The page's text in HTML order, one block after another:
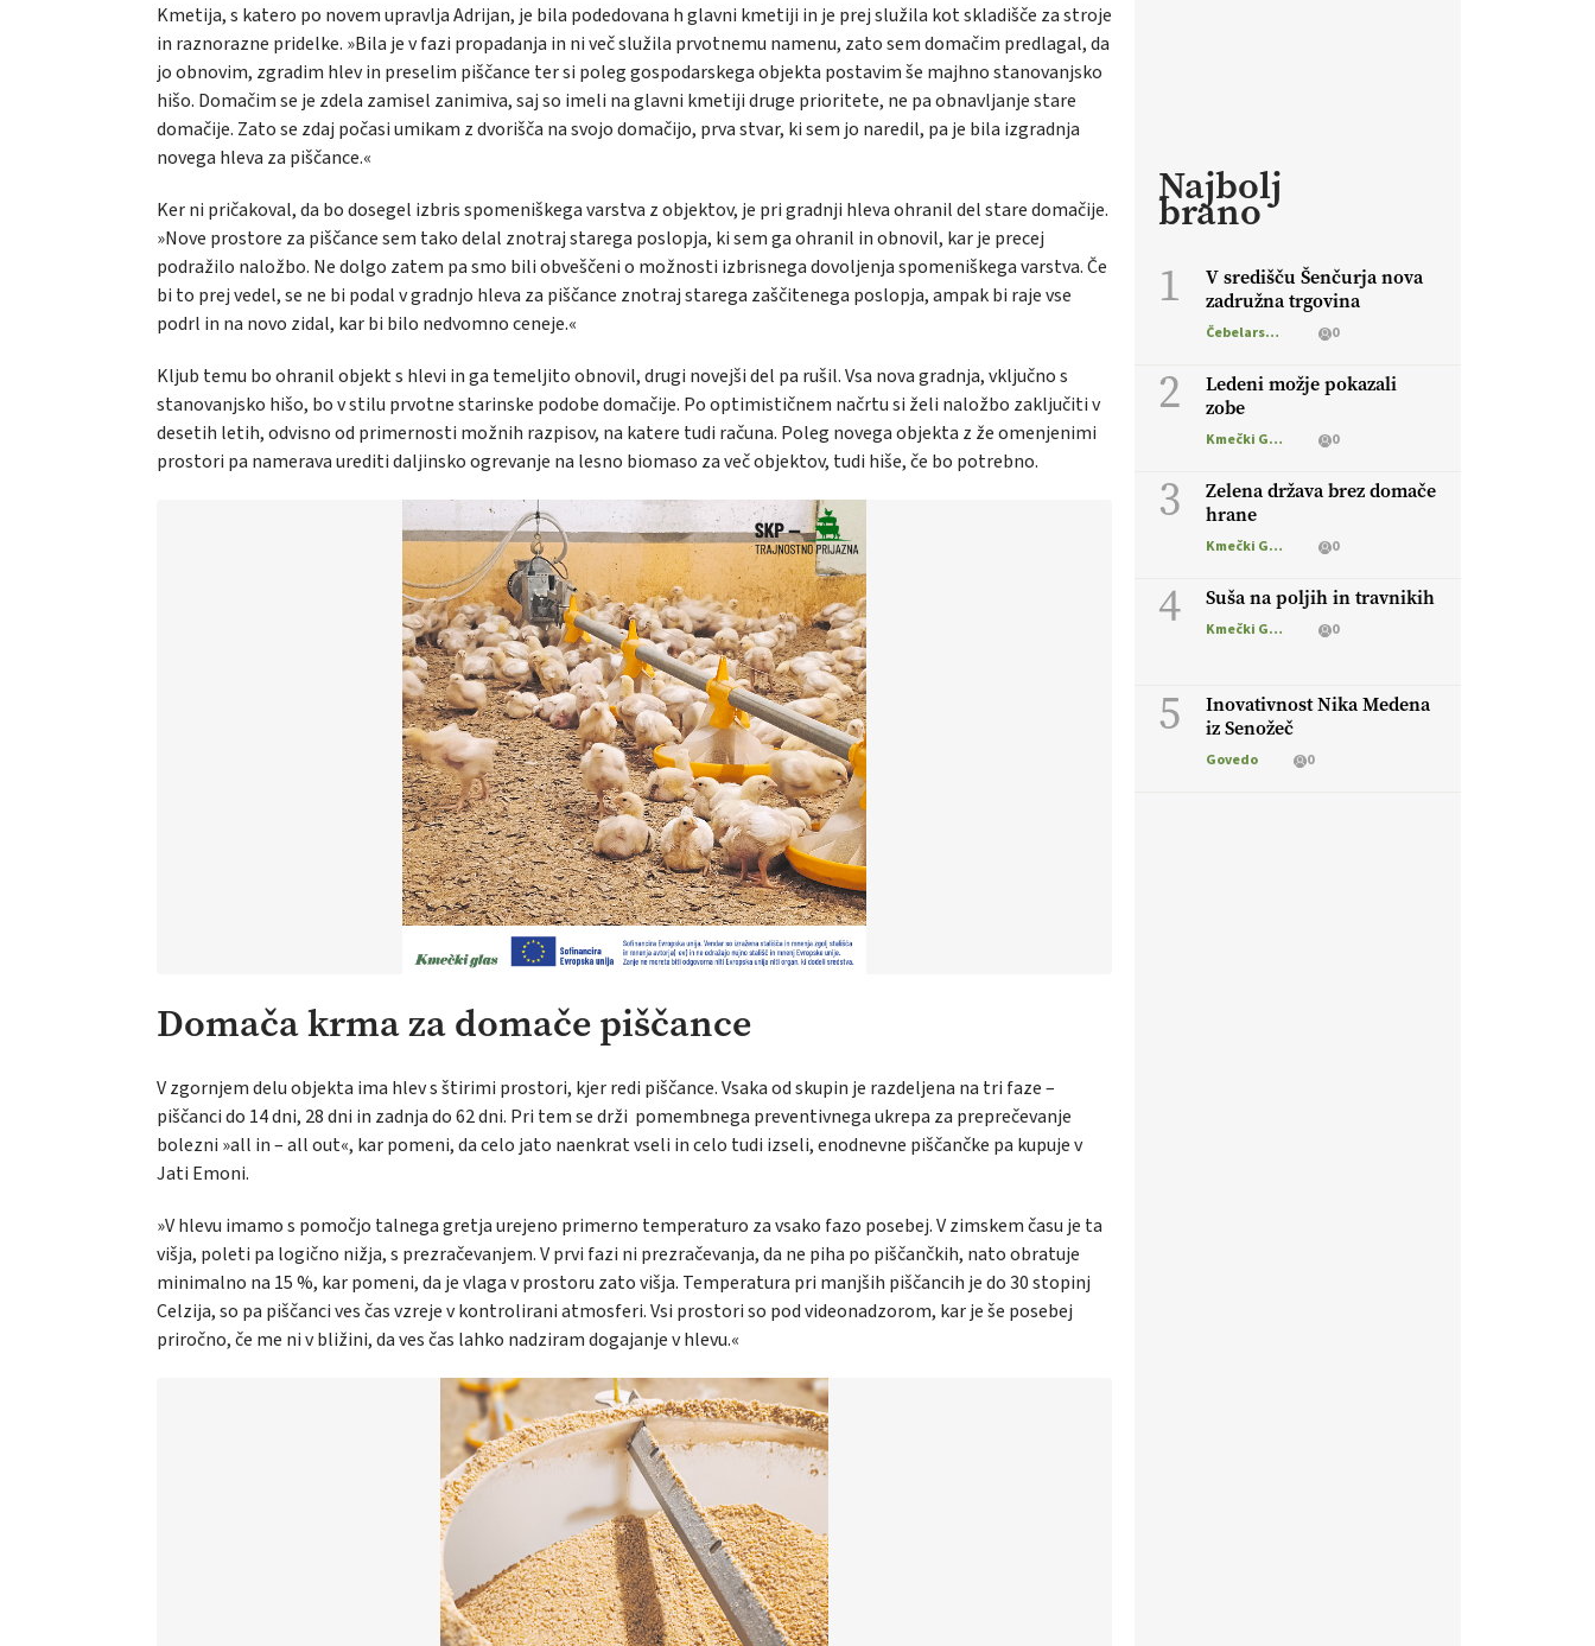
Kmetija, s katero po novem upravlja Adrijan, je bila podedovana h glavni kmetiji in je prej služila kot skladišče za stroje
in raznorazne pridelke. »Bila je v fazi propadanja in ni več služila prvotnemu namenu, zato sem domačim predlagal, da
jo obnovim, zgradim hlev in preselim piščance ter si poleg gospodarskega objekta postavim še majhno stanovanjsko
hišo. Domačim se je zdela zamisel zanimiva, saj so imeli na glavni kmetiji druge prioritete, ne pa obnavljanje stare
domačije. Zato se zdaj počasi umikam z dvorišča na svojo domačijo, prva stvar, ki sem jo naredil, pa je bila izgradnja
novega hleva za piščance.«
Ker ni pričakoval, da bo dosegel izbris spomeniškega varstva z objektov, je pri gradnji hleva ohranil del stare domačije.
»Nove prostore za piščance sem tako delal znotraj starega poslopja, ki sem ga ohranil in obnovil, kar je precej
podražilo naložbo. Ne dolgo zatem pa smo bili obveščeni o možnosti izbrisnega dovoljenja spomeniškega varstva. Če
bi to prej vedel, se ne bi podal v gradnjo hleva za piščance znotraj starega zaščitenega poslopja, ampak bi raje vse
podrl in na novo zidal, kar bi bilo nedvomno ceneje.«
Kljub temu bo ohranil objekt s hlevi in ga temeljito obnovil, drugi novejši del pa rušil. Vsa nova gradnja, vključno s
stanovanjsko hišo, bo v stilu prvotne starinske podobe domačije. Po optimističnem načrtu si želi naložbo zaključiti v
desetih letih, odvisno od primernosti možnih razpisov, na katere tudi računa. Poleg novega objekta z že omenjenimi
prostori pa namerava urediti daljinsko ogrevanje na lesno biomaso za več objektov, tudi hiše, če bo potrebno.
Domača krma za domače piščance
V zgornjem delu objekta ima hlev s štirimi prostori, kjer redi piščance. Vsaka od skupin je razdeljena na tri faze –
piščanci do 14 dni, 28 dni in zadnja do 62 dni. Pri tem se drži pomembnega preventivnega ukrepa za preprečevanje
bolezni »all in – all out«, kar pomeni, da celo jato naenkrat vseli in celo tudi izseli, enodnevne piščančke pa kupuje v
Jati Emoni.
»V hlevu imamo s pomočjo talnega gretja urejeno primerno temperaturo za vsako fazo posebej. V zimskem času je ta
višja, poleti pa logično nižja, s prezračevanjem. V prvi fazi ni prezračevanja, da ne piha po piščančkih, nato obratuje
minimalno na 15 %, kar pomeni, da je vlaga v prostoru zato višja. Temperatura pri manjših piščancih je do 30 stopinj
Celzija, so pa piščanci ves čas vzreje v kontrolirani atmosferi. Vsi prostori so pod videonadzorom, kar je še posebej
priročno, če me ni v bližini, da ves čas lahko nadziram dogajanje v hlevu.«
Najbolj
brano
1
V središču Šenčurja nova
zadružna trgovina
Čebelarstvo 0
2
Ledeni možje pokazali
zobe
Kmečki Glas 0
3
Zelena država brez domače
hrane
Kmečki Glas 0
4 Suša na poljih in travnikih
Kmečki Glas 0
5
Inovativnost Nika Medena
iz Senožeč
Govedo 0